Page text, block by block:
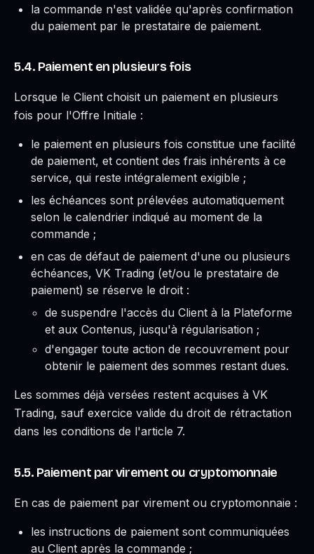
la commande n'est validée qu'après confirmation
du paiement par le prestataire de paiement.
5.4. Paiement en plusieurs fois
Lorsque le Client choisit un paiement en plusieurs
fois pour l'Offre Initiale :
le paiement en plusieurs fois constitue une facilité
de paiement, et contient des frais inhérents à ce
service, qui reste intégralement exigible ;
les échéances sont prélevées automatiquement
selon le calendrier indiqué au moment de la
commande ;
en cas de défaut de paiement d'une ou plusieurs
échéances, VK Trading (et/ou le prestataire de
paiement) se réserve le droit :
de suspendre l'accès du Client à la Plateforme
et aux Contenus, jusqu'à régularisation ;
d'engager toute action de recouvrement pour
obtenir le paiement des sommes restant dues.
Les sommes déjà versées restent acquises à VK
Trading, sauf exercice valide du droit de rétractation
dans les conditions de l'article 7.
5.5. Paiement par virement ou cryptomonnaie
En cas de paiement par virement ou cryptomonnaie :
les instructions de paiement sont communiquées
au Client après la commande ;